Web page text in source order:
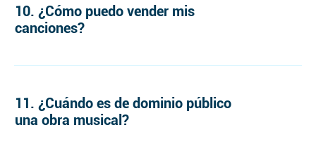
10. ¿Cómo puedo vender mis
canciones?
11. ¿Cuándo es de dominio público
una obra musical?